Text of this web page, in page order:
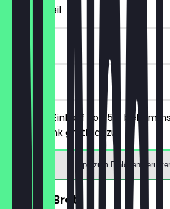
~4 € Vorteil
vor Ort
Ab einem Einkauf von 5€
Heißgetränk gratis dazu.
App zum Einlösen
30% auf Brot